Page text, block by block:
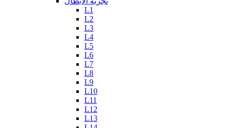
L1
L2
L3
L4
L5
L6
L7
L8
L9
L10
L11
L12
L13